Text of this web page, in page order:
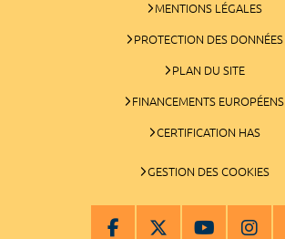
MENTIONS LÉGALES
PROTECTION DES DONNÉES
PLAN DU SITE
FINANCEMENTS EUROPÉENS
CERTIFICATION HAS
GESTION DES COOKIES